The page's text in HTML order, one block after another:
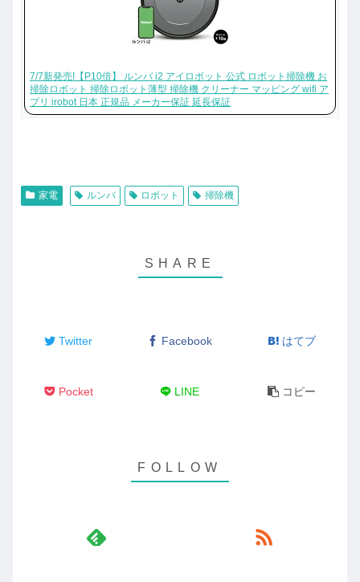
7/7新発売!【P10倍】 ルンバ i2 アイロボット 公式 ロボット掃除機 お
掃除ロボット 掃除ロボット薄型 掃除機 クリーナー マッピング wifi ア
プリ irobot 日本 正規品 メーカー保証 延長保証
家電 ルンバ ロボット 掃除機
Twitter Facebook はてブ
Pocket LINE コピー